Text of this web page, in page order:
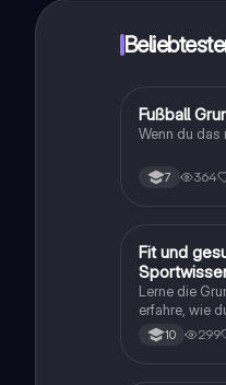
FSport
Fußball
Wenn du das
7 364
F Sport
Fit und
Lerne die
erfahre, wie
10 299